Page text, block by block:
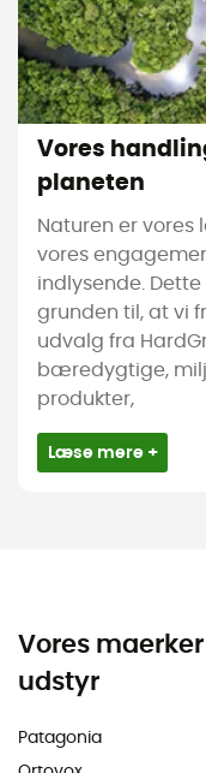
Vores
planeten
Naturen er vores
vores
indlysende. Dette
grunden til, at vi
udvalg fra
bæredygtige,
produkter,
Læse mere +
Vores
udstyr
Patagonia